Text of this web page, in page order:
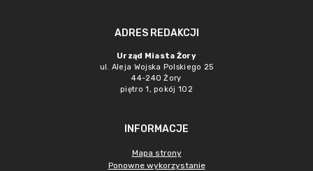
ADRES REDAKCJI
Urząd Miasta Żory
ul. Aleja Wojska Polskiego 25
44-240 Żory
piętro 1, pokój 102
INFORMACJE
Mapa strony
Ponowne wykorzystanie